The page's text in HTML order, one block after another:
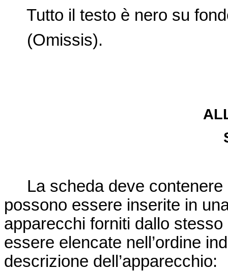
Tutto il testo è nero su
(Omissis).
La scheda deve contenere
possono essere inserite in
apparecchi forniti dallo
essere elencate nell’ordine
descrizione dell’apparecchio: